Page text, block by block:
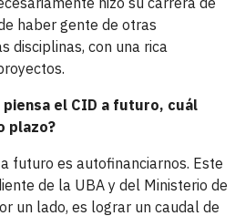
haber gente de otras
disciplinas, con una rica
el CID a futuro, cuál
plazo?
futuro es autofinanciarnos. Este
de la UBA y del Ministerio de
un lado, es lograr un caudal de